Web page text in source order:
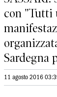
con "Tutti
Sardegna
11 agosto 2016